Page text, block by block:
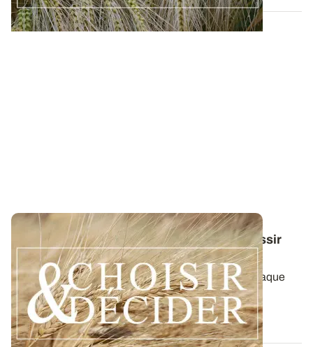
Conduite du blé dur : des guides pour réussir
ses interventions au printemps 2026
Retrouvez toutes les préconisations adaptées à chaque
région en matière de fertilisation...
12 DÉC. 2025